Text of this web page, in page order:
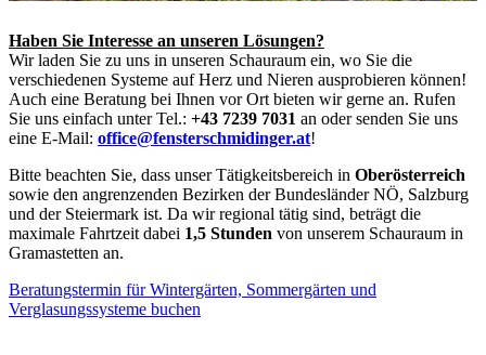
Haben Sie Interesse an unseren Lösungen?
Wir laden Sie zu uns in unseren Schauraum ein, wo Sie die
verschiedenen Systeme auf Herz und Nieren ausprobieren können!
Auch eine Beratung bei Ihnen vor Ort bieten wir gerne an. Rufen
Sie uns einfach unter Tel.: +43 7239 7031 an oder senden Sie uns
eine E-Mail: office@fensterschmidinger.at!
Bitte beachten Sie, dass unser Tätigkeitsbereich in Oberösterreich
sowie den angrenzenden Bezirken der Bundesländer NÖ, Salzburg
und der Steiermark ist. Da wir regional tätig sind, beträgt die
maximale Fahrtzeit dabei 1,5 Stunden von unserem Schauraum in
Gramastetten an.
Beratungstermin für Wintergärten, Sommergärten und
Verglasungssysteme buchen